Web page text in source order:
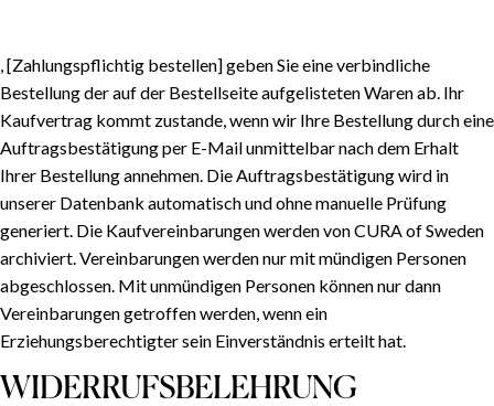
, [Zahlungspflichtig bestellen] geben Sie eine verbindliche
Bestellung der auf der Bestellseite aufgelisteten Waren ab. Ihr
Kaufvertrag kommt zustande, wenn wir Ihre Bestellung durch eine
Auftragsbestätigung per E-Mail unmittelbar nach dem Erhalt
Ihrer Bestellung annehmen. Die Auftragsbestätigung wird in
unserer Datenbank automatisch und ohne manuelle Prüfung
generiert. Die Kaufvereinbarungen werden von CURA of Sweden
archiviert. Vereinbarungen werden nur mit mündigen Personen
abgeschlossen. Mit unmündigen Personen können nur dann
Vereinbarungen getroffen werden, wenn ein
Erziehungsberechtigter sein Einverständnis erteilt hat.
WIDERRUFSBELEHRUNG